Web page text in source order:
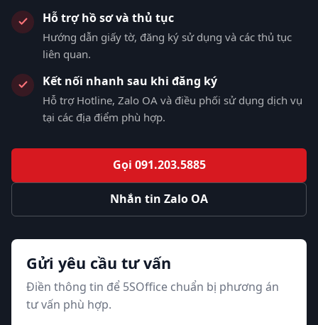
Hỗ trợ hồ sơ và thủ tục
Hướng dẫn giấy tờ, đăng ký sử dụng và các thủ tục
liên quan.
Kết nối nhanh sau khi đăng ký
Hỗ trợ Hotline, Zalo OA và điều phối sử dụng dịch vụ
tại các địa điểm phù hợp.
Gọi 091.203.5885
Nhắn tin Zalo OA
Gửi yêu cầu tư vấn
Điền thông tin để 5SOffice chuẩn bị phương án
tư vấn phù hợp.